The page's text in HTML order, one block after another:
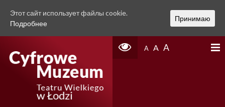
A A A
Этот сайт использует файлы cookie.
Подробнее
Принимаю